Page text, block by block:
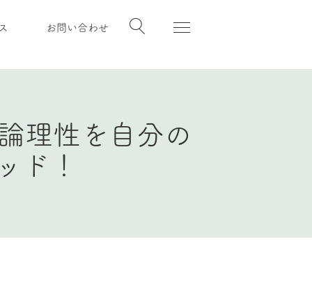
お問い合わせ
理性を自分の
ド！